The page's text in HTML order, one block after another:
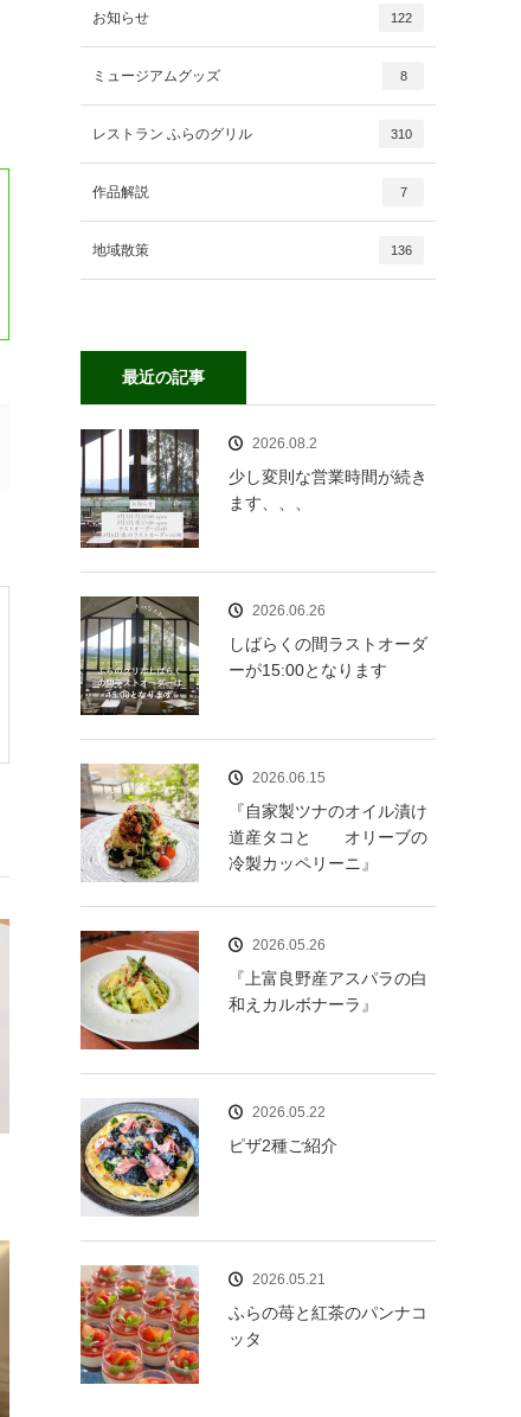
お知らせ 122
ミュージアムグッズ 8
レストラン ふらのグリル 310
作品解説 7
地域散策 136
最近の記事
2026.08.2
少し変則な営業時間が続き
ます、、、
2026.06.26
しばらくの間ラストオーダ
ーが15:00となります
2026.06.15
『自家製ツナのオイル漬け
道産タコと オリーブの
冷製カッペリーニ』
2026.05.26
『上富良野産アスパラの白
和えカルボナーラ』
2026.05.22
ピザ2種ご紹介
2026.05.21
ふらの苺と紅茶のパンナコ
ッタ